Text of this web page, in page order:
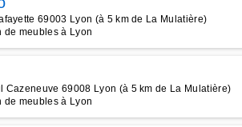
69003 Lyon (à 5 km de La Mulatière)
de meubles à Lyon
Cazeneuve 69008 Lyon (à 5 km de La Mulatière)
de meubles à Lyon